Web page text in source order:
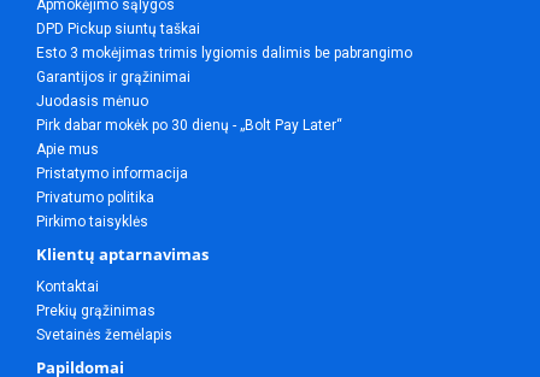
Apmokėjimo sąlygos
DPD Pickup siuntų taškai
Esto 3 mokėjimas trimis lygiomis dalimis be pabrangimo
Garantijos ir grąžinimai
Juodasis mėnuo
Pirk dabar mokėk po 30 dienų - „Bolt Pay Later“
Apie mus
Pristatymo informacija
Privatumo politika
Pirkimo taisyklės
Klientų aptarnavimas
Kontaktai
Prekių grąžinimas
Svetainės žemėlapis
Papildomai